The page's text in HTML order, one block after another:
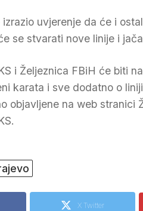
uvjerenje da će i
se stvarati nove linije i
i Željeznica FBiH će biti
karata i sve dodatno o
objavljene na web stranici
X Twitter